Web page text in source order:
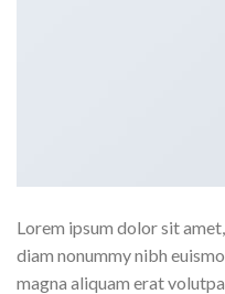
Lorem ipsum dolor sit
diam nonummy nibh
magna aliquam erat